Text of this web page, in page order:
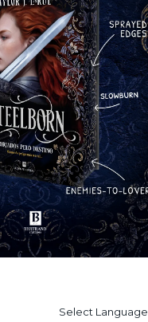
Select Language